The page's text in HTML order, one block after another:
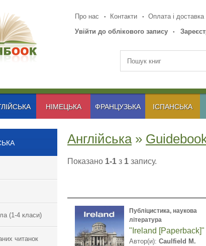
Про нас Контакти Оплата і доставка
Увійти до облікового запису
НІМЕЦЬКА ФРАНЦУЗЬКА ІСПАНСЬКА
(1-4 класи)
читанок
Англійська»
Показано 1-1 з 1 запису.
Публіцистика, наукова
література
"Ireland [Paperback]"
Автор(и): Caulfield M.